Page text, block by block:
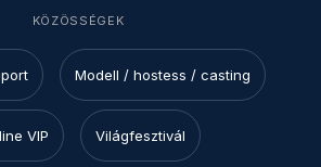
KÖZÖSSÉGEK
Modell / hostess / casting
VIP Világfesztivál